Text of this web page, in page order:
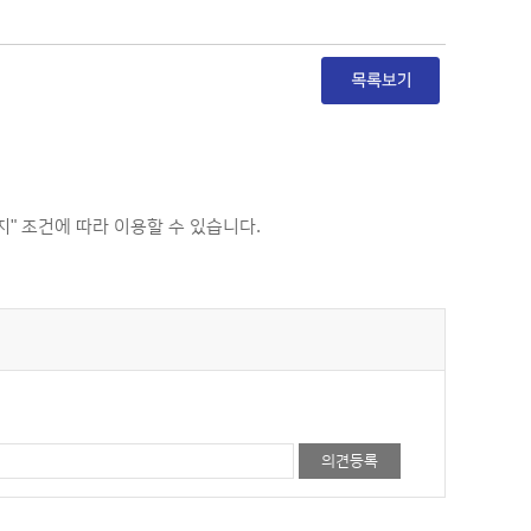
" 조건에 따라 이용할 수 있습니다.